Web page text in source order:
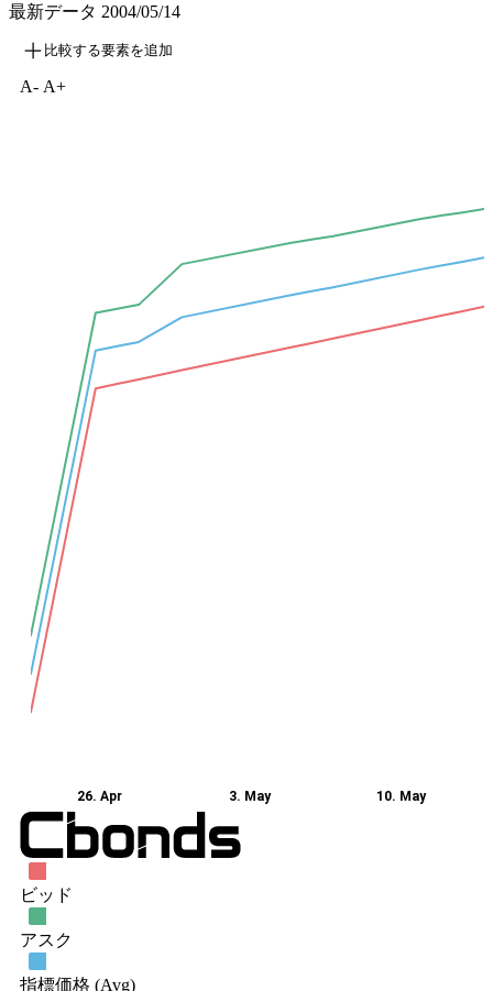
最新データ 2004/05/14
比較する要素を追加